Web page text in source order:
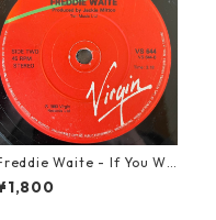
Waite - If You Wa
My Love【7-21943】